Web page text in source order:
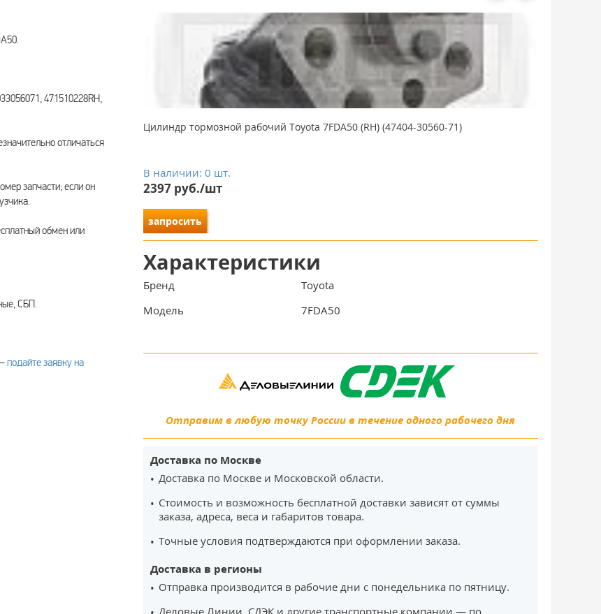
471510228RH,
отличаться
запчасти; если он
обмен или
СБП.
подайте заявку на
Цилиндр тормозной рабочий Toyota 7FDA50 (RH) (47404-30560-71)
В наличии: 0 шт.
2397 руб./шт
запросить
Характеристики
Бренд
Toyota
Модель
7FDA50
Отправим в любую точку России в течение одного рабочего дня
Доставка по Москве
Доставка по Москве и Московской области.
Стоимость и возможность бесплатной доставки зависят от суммы
заказа, адреса, веса и габаритов товара.
Точные условия подтверждаются при оформлении заказа.
Доставка в регионы
Отправка производится в рабочие дни с понедельника по пятницу.